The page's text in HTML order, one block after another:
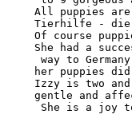
All puppies
Tierhilfe -
Of course
She had a
way to
her puppies
Izzy is two
gentle and
She is a joy